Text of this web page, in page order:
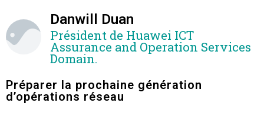
Danwill Duan
Président de Huawei ICT
Assurance and Operation Services
Domain.
Préparer la prochaine génération
d’opérations réseau